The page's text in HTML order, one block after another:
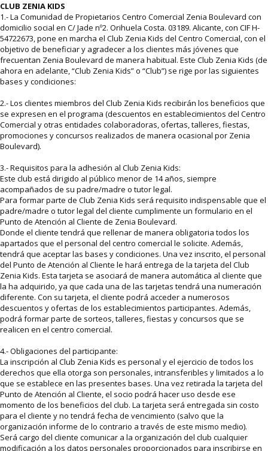
CLUB ZENIA KIDS
1.- La Comunidad de Propietarios Centro Comercial Zenia Boulevard con
domicilio social en C/ Jade nº2. Orihuela Costa. 03189. Alicante, con CIF H-
54722673, pone en marcha el Club Zenia Kids del Centro Comercial, con el
objetivo de beneficiar y agradecer a los clientes más jóvenes que
frecuentan Zenia Boulevard de manera habitual. Este Club Zenia Kids (de
ahora en adelante, “Club Zenia Kids” o “Club”) se rige por las siguientes
bases y condiciones:
2.- Los clientes miembros del Club Zenia Kids recibirán los beneficios que
se expresen en el programa (descuentos en establecimientos del Centro
Comercial y otras entidades colaboradoras, ofertas, talleres, fiestas,
promociones y concursos realizados de manera ocasional por Zenia
Boulevard).
3.- Requisitos para la adhesión al Club Zenia Kids:
Este club está dirigido al público menor de 14 años, siempre
acompañados de su padre/madre o tutor legal.
Para formar parte de Club Zenia Kids será requisito indispensable que el
padre/madre o tutor legal del cliente cumplimente un formulario en el
Punto de Atención al Cliente de Zenia Boulevard.
Donde el cliente tendrá que rellenar de manera obligatoria todos los
apartados que el personal del centro comercial le solicite. Además,
tendrá que aceptar las bases y condiciones. Una vez inscrito, el personal
del Punto de Atención al Cliente le hará entrega de la tarjeta del Club
Zenia Kids. Esta tarjeta se asociará de manera automática al cliente que
la ha adquirido, ya que cada una de las tarjetas tendrá una numeración
diferente. Con su tarjeta, el cliente podrá acceder a numerosos
descuentos y ofertas de los establecimientos participantes. Además,
podrá formar parte de sorteos, talleres, fiestas y concursos que se
realicen en el centro comercial.
4.- Obligaciones del participante:
La inscripción al Club Zenia Kids es personal y el ejercicio de todos los
derechos que ella otorga son personales, intransferibles y limitados a lo
que se establece en las presentes bases. Una vez retirada la tarjeta del
Punto de Atención al Cliente, el socio podrá hacer uso desde ese
momento de los beneficios del club. La tarjeta será entregada sin costo
para el cliente y no tendrá fecha de vencimiento (salvo que la
organización informe de lo contrario a través de este mismo medio).
Será cargo del cliente comunicar a la organización del club cualquier
modificación a los datos personales proporcionados para inscribirse en